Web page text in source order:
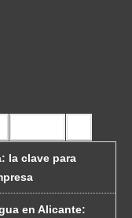
la clave para
en Alicante: